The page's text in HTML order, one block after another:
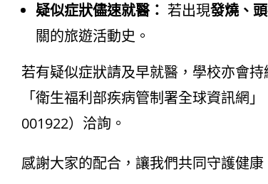
疑似症狀儘速就醫： 若出現發燒、
關的旅遊活動史 。
若有疑似症狀請及早就醫，學校亦會
「衛生福利部疾病管制署全球資訊網」
001922）洽詢 。
感謝大家的配合，讓我們共同守護健康